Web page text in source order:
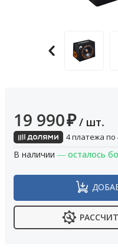
19 990₽ / шт.
4 платежа по
В наличии — осталось